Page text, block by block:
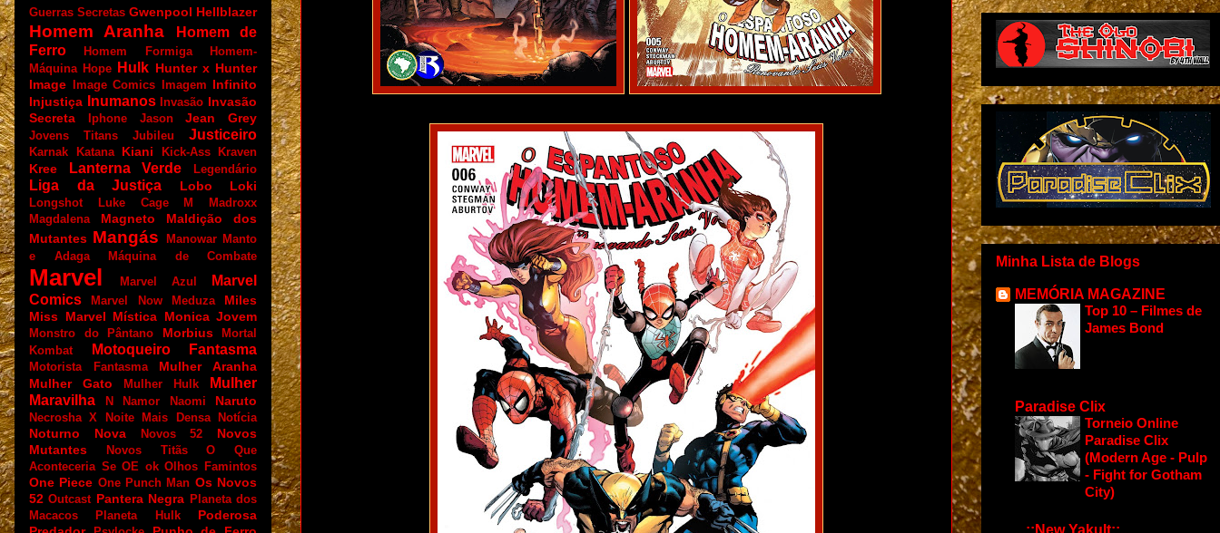
Guerras Secretas Gwenpool Hellblazer
Homem Aranha
Homem de
Ferro
Homem Formiga
Homem-
Máquina Hope Hulk Hunter x Hunter
Image
Image Comics Imagem Infinito
Injustiça
Inumanos Invasão Invasão
Secreta
Iphone Jason Jean Grey
Jovens Titans Jubileu Justiceiro
Karnak Katana Kiani Kick-Ass Kraven
Kree Lanterna Verde Legendário
Liga da Justiça Lobo Loki
Longshot Luke Cage M
Madroxx
Magdalena
Magneto
Maldição dos
Mutantes Mangás Manowar Manto
e Adaga
Máquina de Combate
Marvel Marvel Azul
Marvel
Comics
Marvel Now Meduza
Miles
Miss Marvel Mística Monica Jovem
Monstro do Pântano Morbius
Mortal
Kombat
Motoqueiro Fantasma
Motorista Fantasma
Mulher Aranha
Mulher Gato
Mulher Hulk
Mulher
Maravilha
N Namor Naomi Naruto
Necrosha X Noite Mais Densa Notícia
Noturno Nova Novos 52
Novos
Mutantes
Novos Titãs
O Que
Aconteceria Se OE ok Olhos Famintos
One Piece One Punch Man Os Novos
52 Outcast Pantera Negra Planeta dos
Macacos
Planeta Hulk
Poderosa
Minha Lista de Blogs
MEMÓRIA MAGAZINE
Top 10 – Filmes de
James Bond
Paradise Clix
Torneio Online
Paradise Clix
(Modern Age - Pulp
- Fight for Gotham
City)
...::New Yakult::...